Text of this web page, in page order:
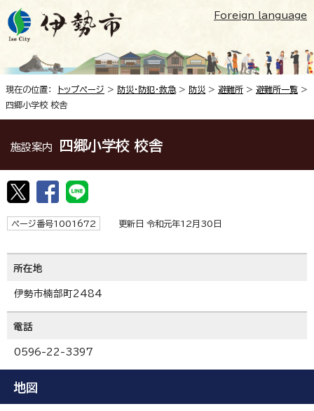
Foreign language
現在の位置： トップページ > 防災・防犯・救急 > 防災 > 避難所 > 避難所一覧 >
四郷小学校 校舎
施設案内 四郷小学校 校舎
ページ番号1001672 更新日 令和元年12月30日
所在地
伊勢市楠部町2484
電話
0596-22-3397
地図